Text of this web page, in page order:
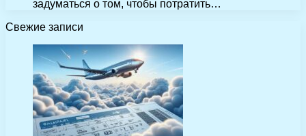
задуматься о том, чтобы потратить…
Свежие записи